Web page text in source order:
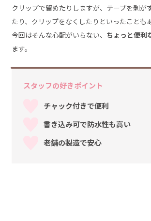
クリップで留めたりしますが、テープを剥が
たり、クリップをなくしたりといったことも
今回はそんな心配がいらない、 ちょっと便利
ます。
スタッフの好きポイント
チャック付きで便利
書き込み可で防水性も高い
老舗の製造で安心